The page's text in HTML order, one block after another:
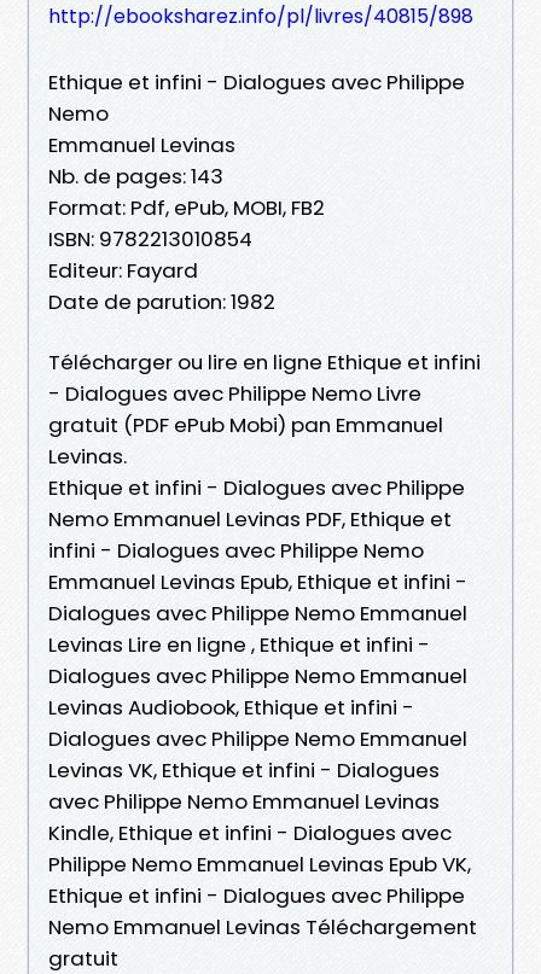
http://ebooksharez.info/pl/livres/40815/898
Ethique et infini - Dialogues avec Philippe
Nemo
Emmanuel Levinas
Nb. de pages: 143
Format: Pdf, ePub, MOBI, FB2
ISBN: 9782213010854
Editeur: Fayard
Date de parution: 1982
Télécharger ou lire en ligne Ethique et infini
- Dialogues avec Philippe Nemo Livre
gratuit (PDF ePub Mobi) pan Emmanuel
Levinas.
Ethique et infini - Dialogues avec Philippe
Nemo Emmanuel Levinas PDF, Ethique et
infini - Dialogues avec Philippe Nemo
Emmanuel Levinas Epub, Ethique et infini -
Dialogues avec Philippe Nemo Emmanuel
Levinas Lire en ligne , Ethique et infini -
Dialogues avec Philippe Nemo Emmanuel
Levinas Audiobook, Ethique et infini -
Dialogues avec Philippe Nemo Emmanuel
Levinas VK, Ethique et infini - Dialogues
avec Philippe Nemo Emmanuel Levinas
Kindle, Ethique et infini - Dialogues avec
Philippe Nemo Emmanuel Levinas Epub VK,
Ethique et infini - Dialogues avec Philippe
Nemo Emmanuel Levinas Téléchargement
gratuit